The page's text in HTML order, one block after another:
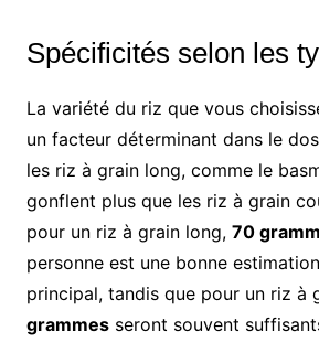
Spécificités selon les
La variété du riz que vous
un facteur déterminant dans le
les riz à grain long, comme le
gonflent plus que les riz à grain
pour un riz à grain long, 70
personne est une bonne
principal, tandis que pour un riz à
grammesseront souvent